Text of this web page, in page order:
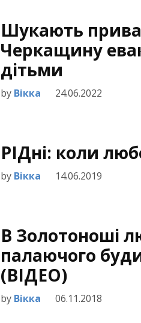
Шукають
Черкащину
дітьми
by Вікка 24.06.2022
РІДні: коли
by Вікка 14.06.2019
В Золотоноші
палаючого
(ВІДЕО)
by Вікка 06.11.2018